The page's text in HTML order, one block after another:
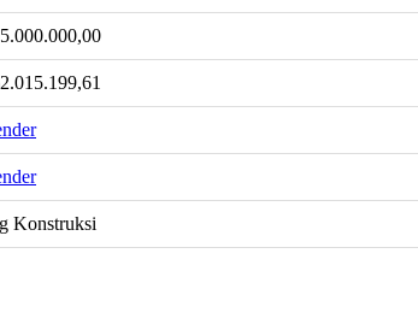
Konstruksi